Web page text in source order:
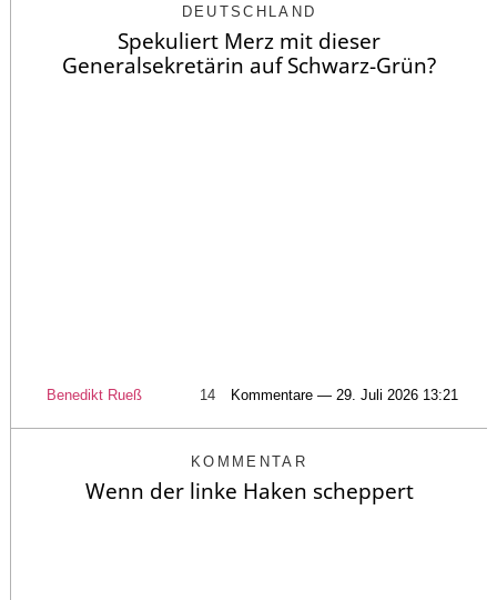
DEUTSCHLAND
Spekuliert Merz mit dieser
Generalsekretärin auf Schwarz-Grün?
Benedikt Rueß 14 Kommentare — 29. Juli 2026 13:21
KOMMENTAR
Wenn der linke Haken scheppert